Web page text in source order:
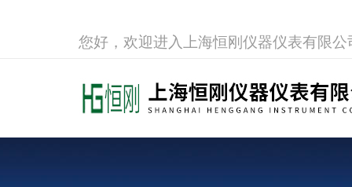
您好，欢迎进入上海恒刚仪器仪表有限公